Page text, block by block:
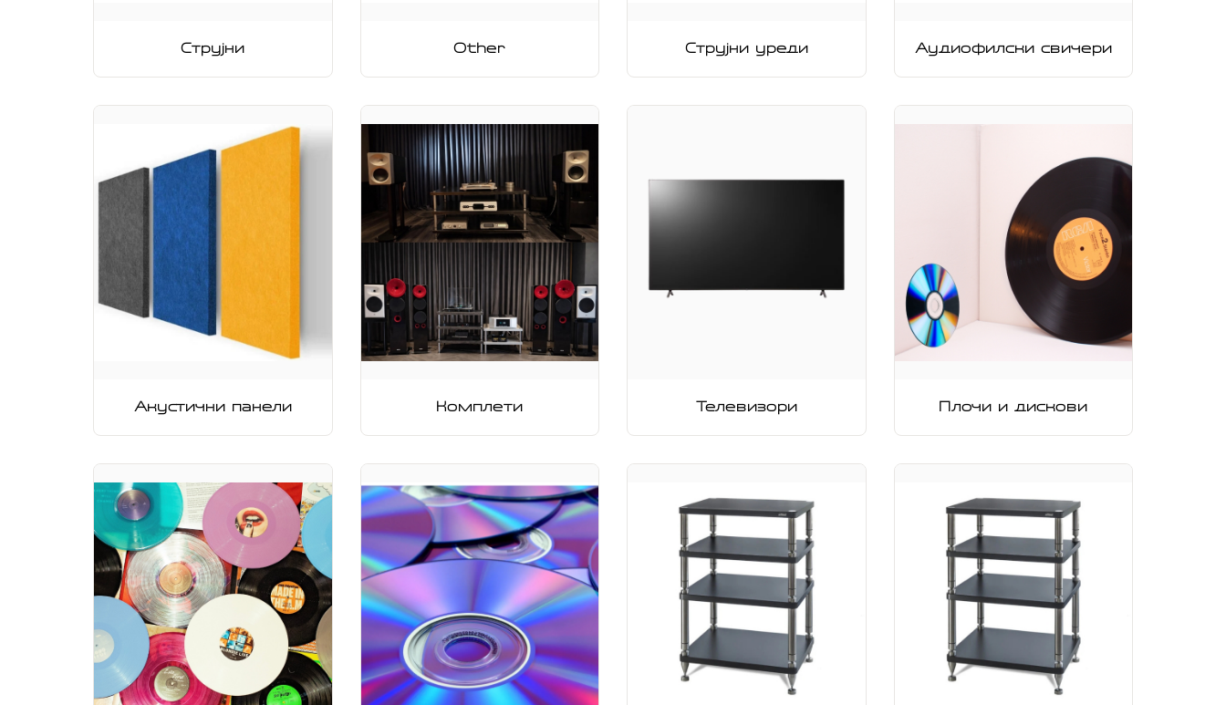
Струјни Other Струјни уреди Аудиофилски свичери
Акустични панели Комплети Телевизори Плочи и дискови